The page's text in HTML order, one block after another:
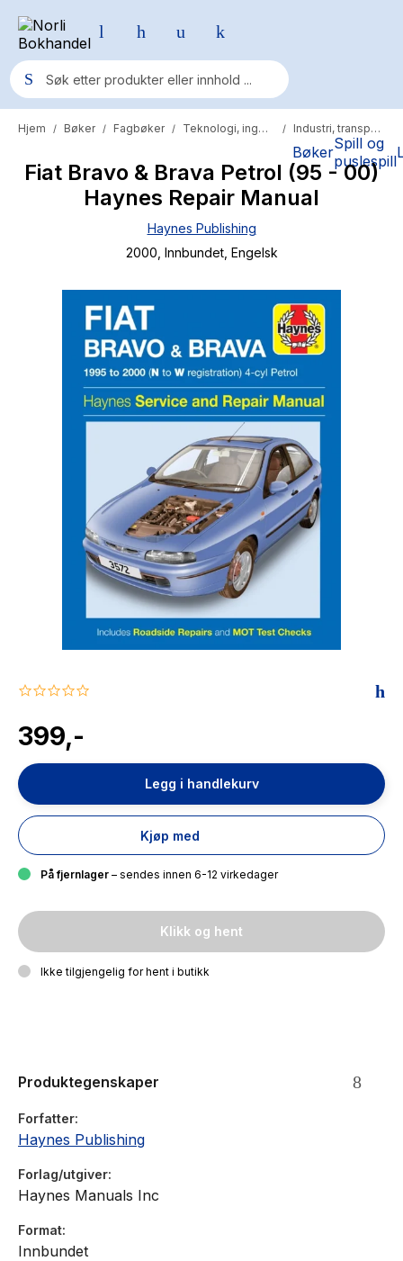
BøkerSpill og
puslespill
Populære søk
Pokemon
One piece
Fury Bound - Sable Sorensen
Elizabeth Strout
Hitster
Hypopressiv trening
The Housemaid
Hjem / Bøker / Fagbøker / Teknologi, ingeniør og primær / Industri, transport og service
Fiat Bravo & Brava Petrol (95 - 00)
Haynes Repair Manual
Haynes Publishing
2000 , Innbundet, Engelsk
0.0
rating
399,-
Legg i handlekurv
Kjøp med
På fjernlager – sendes innen 6-12 virkedager
Klikk og hent
Ikke tilgjengelig for hent i butikk
Produktegenskaper
Forfatter
Haynes Publishing
Forlag/utgiver
Haynes Manuals Inc
Format
Innbundet